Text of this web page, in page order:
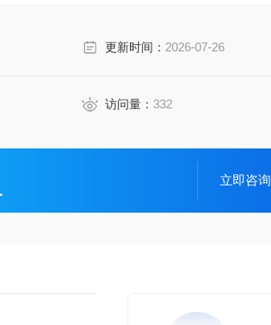
更新时间： 2026-07-26
访问量： 332
立即咨询